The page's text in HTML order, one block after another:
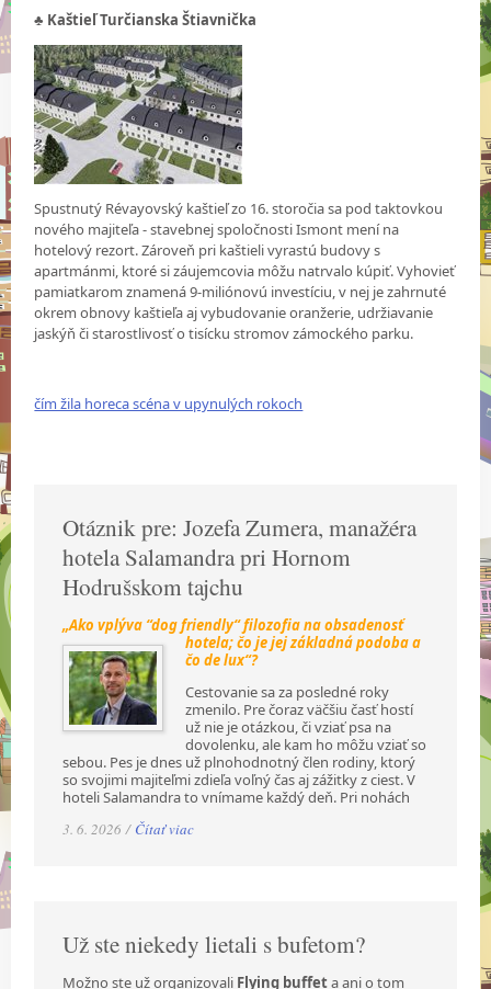
♣ Kaštieľ Turčianska Štiavnička
Spustnutý Révayovský kaštieľ zo 16. storočia sa pod taktovkou
nového majiteľa - stavebnej spoločnosti Ismont mení na
hotelový rezort. Zároveň pri kaštieli vyrastú budovy s
apartmánmi, ktoré si záujemcovia môžu natrvalo kúpiť. Vyhovieť
pamiatkarom znamená 9-miliónovú investíciu, v nej je zahrnuté
okrem obnovy kaštieľa aj vybudovanie oranžerie, udržiavanie
jaskýň či starostlivosť o tisícku stromov zámockého parku.
čím žila horeca scéna v upynulých rokoch
Otáznik pre: Jozefa Zumera, manažéra
hotela Salamandra pri Hornom
Hodrušskom tajchu
„Ako vplýva “dog friendly“ filozofia na obsadenosť
hotela; čo je jej základná podoba a
čo de lux“?
Cestovanie sa za posledné roky
zmenilo. Pre čoraz väčšiu časť hostí
už nie je otázkou, či vziať psa na
dovolenku, ale kam ho môžu vziať so
sebou. Pes je dnes už plnohodnotný člen rodiny, ktorý
so svojimi majiteľmi zdieľa voľný čas aj zážitky z ciest. V
hoteli Salamandra to vnímame každý deň. Pri nohách
3. 6. 2026 / Čítať viac
Už ste niekedy lietali s bufetom?
Možno ste už organizovali Flying buffeta ani o tom